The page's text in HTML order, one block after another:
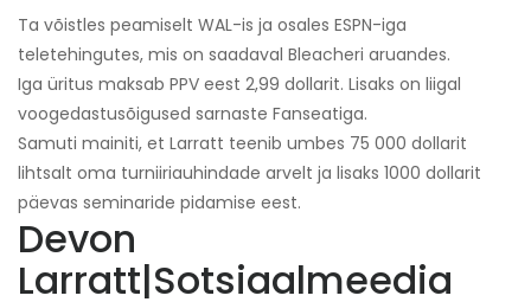
Ta võistles peamiselt WAL-is ja osales ESPN-iga
teletehingutes, mis on saadaval Bleacheri aruandes.
Iga üritus maksab PPV eest 2,99 dollarit. Lisaks on liigal
voogedastusõigused sarnaste Fanseatiga.
Samuti mainiti, et Larratt teenib umbes 75 000 dollarit
lihtsalt oma turniiriauhindade arvelt ja lisaks 1000 dollarit
päevas seminaride pidamise eest.
Devon
Larratt|Sotsiaalmeedia